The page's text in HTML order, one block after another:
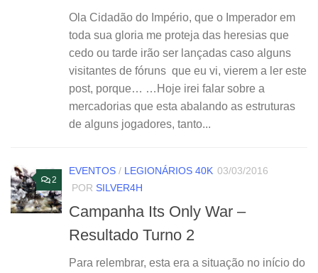
Ola Cidadão do Império, que o Imperador em
toda sua gloria me proteja das heresias que
cedo ou tarde irão ser lançadas caso alguns
visitantes de fóruns que eu vi, vierem a ler este
post, porque… …Hoje irei falar sobre a
mercadorias que esta abalando as estruturas
de alguns jogadores, tanto...
2
EVENTOS / LEGIONÁRIOS 40K 03/03/2016
POR SILVER4H
Campanha Its Only War –
Resultado Turno 2
Para relembrar, esta era a situação no início do